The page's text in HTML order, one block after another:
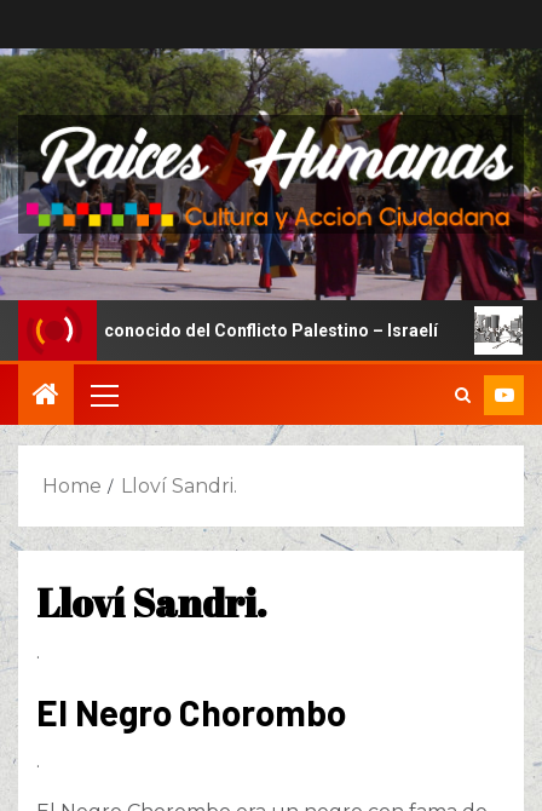
Desconocido del Conflicto Palestino – Israelí La
Home Lloví Sandri.
Lloví Sandri.
.
El Negro Chorombo
.